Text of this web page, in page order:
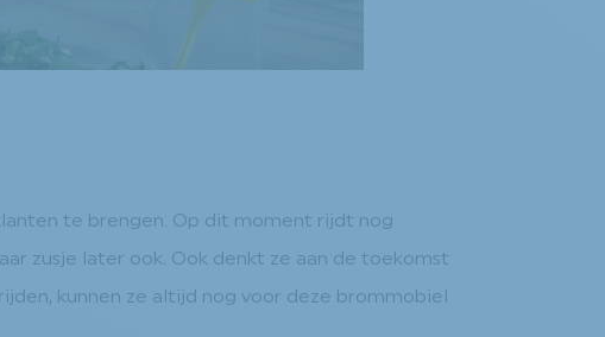
te brengen. Op dit moment rijdt nog
zusje later ook. Ook denkt ze aan de toekomst
kunnen ze altijd nog voor deze brommobiel